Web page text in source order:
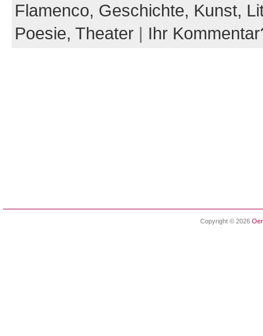
Flamenco, Geschichte, Kunst,
Poesie, Theater| Ihr
Copyright © 2026